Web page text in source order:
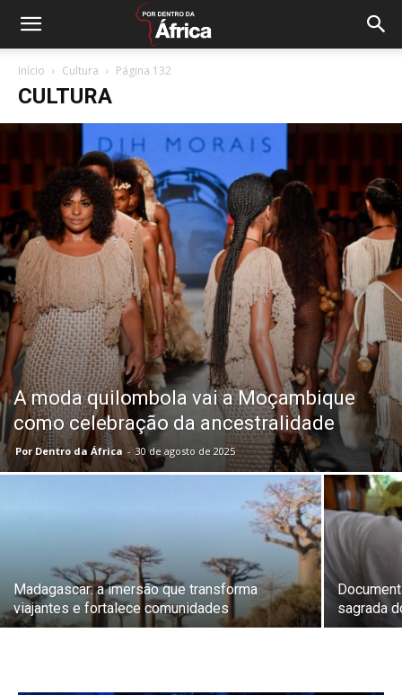
Início Cultura Página 132
CULTURA
A moda quilombola vai a Moçambique
como celebração da ancestralidade
Por Dentro da África - 30 de agosto de 2025
Madagascar: a imersão que transforma
viajantes e fortalece comunidades
sagrada